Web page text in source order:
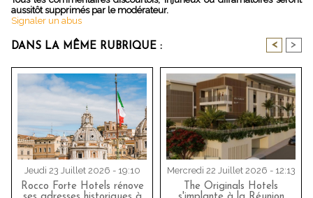
aussitôt supprimés par le modérateur.
Signaler un abus
DANS LA MÊME RUBRIQUE : < >
Jeudi 23 Juillet 2026 - 19:10
Rocco Forte Hotels rénove
Mercredi 22 Juillet 2026 - 12:13
The Originals Hotels